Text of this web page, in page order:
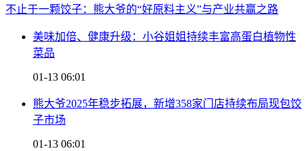
不止于一颗饺子：熊大爷的“好原料主义”与产业共赢之路
美味加倍、健康升级：小谷姐姐持续丰富高蛋白植物性
菜品
01-13 06:01
熊大爷2025年稳步拓展，新增358家门店持续布局现包饺
子市场
01-13 06:01